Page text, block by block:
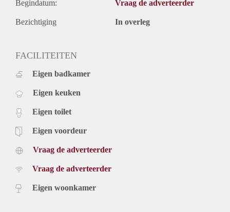
Begindatum: Vraag de adverteerder
Bezichtiging In overleg
FACILITEITEN
Eigen badkamer
Eigen keuken
Eigen toilet
Eigen voordeur
Vraag de adverteerder
Vraag de adverteerder
Eigen woonkamer